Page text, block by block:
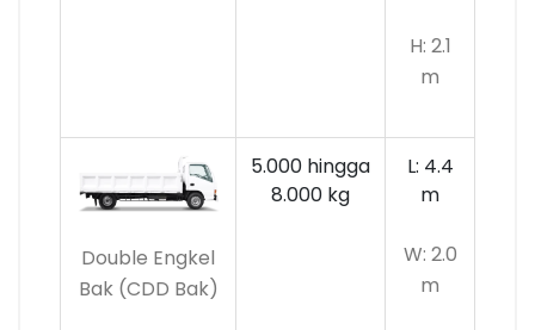
H: 2.1
m
Double Engkel
Bak (CDD Bak)
5.000 hingga
8.000 kg
L: 4.4
m
W: 2.0
m